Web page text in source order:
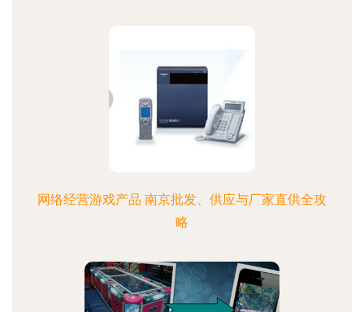
网络经营游戏产品 南京批发、供应与厂家直供全攻
略